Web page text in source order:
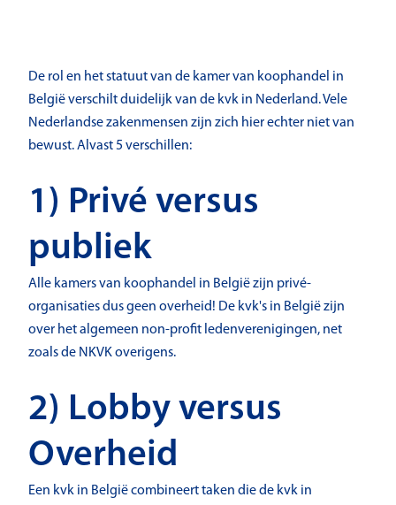
De rol en het statuut van de kamer van koophandel in
België verschilt duidelijk van de kvk in Nederland. Vele
Nederlandse zakenmensen zijn zich hier echter niet van
bewust. Alvast 5 verschillen:
1) Privé versus
publiek
Alle kamers van koophandel in België zijn privé-
organisaties dus geen overheid! De kvk's in België zijn
over het algemeen non-profit ledenverenigingen, net
zoals de NKVK overigens.
2) Lobby versus
Overheid
Een kvk in België combineert taken die de kvk in